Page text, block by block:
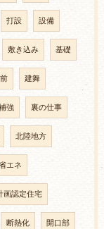
打設 設備
敷き込み 基礎
建舞
強 裏の仕事
北陸地方
エネ
画認定住宅
断熱化 開口部